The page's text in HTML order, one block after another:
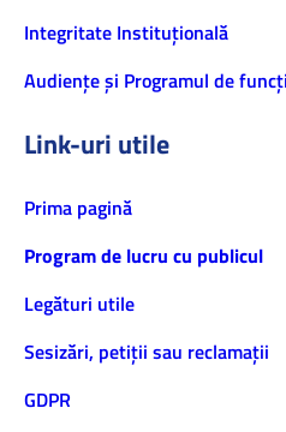
Integritate Instituțională
Audiențe și Programul de
Link-uri utile
Prima pagină
Program de lucru cu publicul
Legături utile
Sesizări, petiţii sau reclamații
GDPR